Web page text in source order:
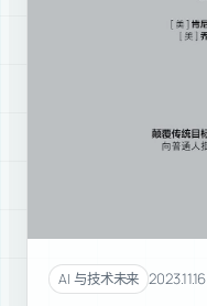
AI 与技术未来 2023.11.16